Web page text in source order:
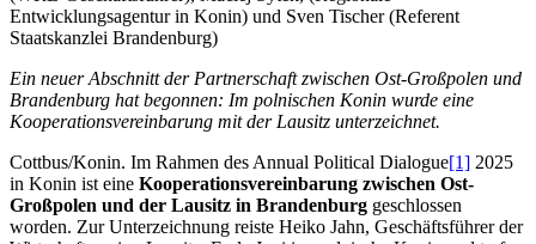
Ein neuer Abschnitt der Partnerschaft zwischen Ost-Großpolen und
Brandenburg hat begonnen: Im polnischen Konin wurde eine
Kooperationsvereinbarung mit der Lausitz unterzeichnet.
Cottbus/Konin. Im Rahmen des Annual Political Dialogue[1] 2025
in Konin ist eine Kooperationsvereinbarung zwischen Ost-
Großpolen und der Lausitz in Brandenburg geschlossen
worden. Zur Unterzeichnung reiste Heiko Jahn, Geschäftsführer der